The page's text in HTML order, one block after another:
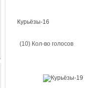
Курьёзы-16
(10) Кол-во голосов